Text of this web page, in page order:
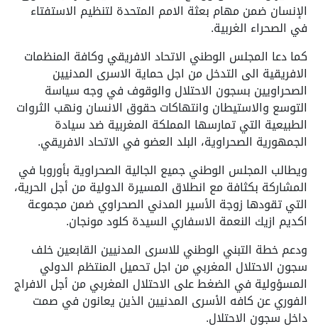
الإنسان ضمن مهام بعثة الامم المتحدة لتنظيم الاستفتاء
في الصحراء الغربية.
كما دعا المجلس الوطني الاتحاد الافريقي وكافة المنظمات
الافريقية الى التدخل من اجل حماية الاسرى المدنيين
الصحراويين بسجون الاحتلال والوقوف في وجه سياسة
التوسع والاستيطان وانتهاكات حقوق الانسان ونهب الثروات
الطبيعية التي تمارسها المملكة المغربية ضد سيادة
الجمهورية الصحراوية، البلد العضو في الاتحاد الافريقي.
ويطالب المجلس الوطني جميع الجالية الصحراوية بأوروبا في
المشاركة بكثافة مع انطلاق المسيرة الدولية من أجل الحرية،
التي تقودها زوجة الأسير المدني الصحراوي ضمن مجموعة
اكديم ازيك النعمة الاسفاري السيدة كلود مونجان.
ودعم خطة التبني الوطني للاسرى المدنيين القابعين خلف
سجون الاحتلال المغربي من اجل تحميل المنتظم الدولي
المسؤولية في الضغط على الاحتلال المغربي من أجل الافراج
الفوري عن كافه الأسرى المدنيين الذين يعانون في صمت
داخل سجون الاحتلال.